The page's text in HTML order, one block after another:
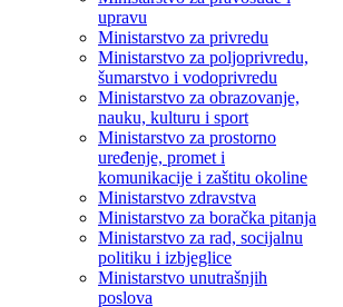
upravu
Ministarstvo za privredu
Ministarstvo za poljoprivredu,
šumarstvo i vodoprivredu
Ministarstvo za obrazovanje,
nauku, kulturu i sport
Ministarstvo za prostorno
uređenje, promet i
komunikacije i zaštitu okoline
Ministarstvo zdravstva
Ministarstvo za boračka pitanja
Ministarstvo za rad, socijalnu
politiku i izbjeglice
Ministarstvo unutrašnjih
poslova